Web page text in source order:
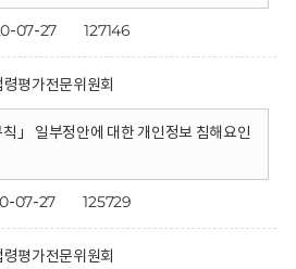
07-27 127146
령평가전문위원회
칙」 일부정안에 대한 개인정보 침해요인
07-27 125729
령평가전문위원회